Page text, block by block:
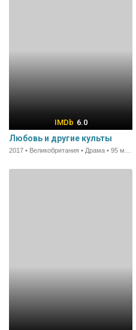
6.0
Любовь и другие культы